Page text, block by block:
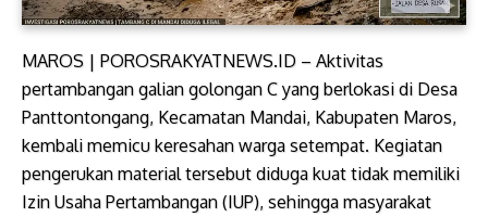
MAROS | POROSRAKYATNEWS.ID – Aktivitas
pertambangan galian golongan C yang berlokasi di Desa
Panttontongang, Kecamatan Mandai, Kabupaten Maros,
kembali memicu keresahan warga setempat. Kegiatan
pengerukan material tersebut diduga kuat tidak memiliki
Izin Usaha Pertambangan (IUP), sehingga masyarakat